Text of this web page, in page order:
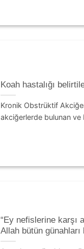
Koah hastalığı
Kronik Obstrüktif Akciğer
akciğerlerde bulunan ve
“Ey nefislerine karşı
Allah bütün günahları